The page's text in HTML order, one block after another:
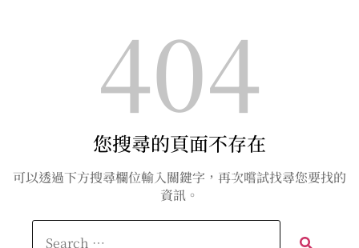
404
您搜尋的頁面不存在
可以透過下方搜尋欄位輸入關鍵字，再次嚐試找尋您要找的
資訊。